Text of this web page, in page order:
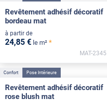
Revêtement adhésif décoratif
bordeau mat
à partir de
24,85 € le m² *
MAT-2345
Confort Pose Intérieure
Revêtement adhésif décoratif
rose blush mat